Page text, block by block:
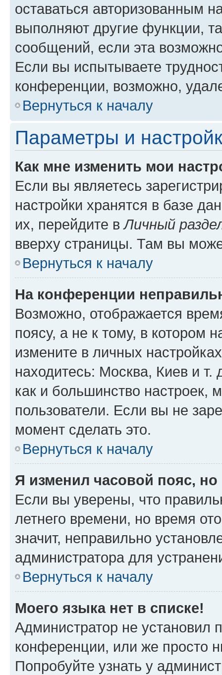
оставаться авторизованным
выполняют другие функции,
сообщений, если эта
Если вы испытываете
конференции, возможно,
Вернуться к началу
Параметры и
Как мне изменить мои
Если вы являетесь
настройки хранятся в базе
их, перейдите вЛичный
вверху страницы. Там вы
Вернуться к началу
На конференции
Возможно, отображается
поясу, а не к тому, в котором
измените в личных
находитесь: Москва, Киев и т.
как и большинство настроек,
пользователи. Если вы не
момент сделать это.
Вернуться к началу
Я изменил часовой пояс,
Если вы уверены, что
летнего времени, но время
значит, неправильно
администратора для
Вернуться к началу
Моего языка нет в списке!
Администратор не установил
конференции, или же просто
Попробуйте узнать у